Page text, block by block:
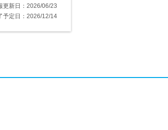
更新日：2026/06/23
予定日：2026/12/14